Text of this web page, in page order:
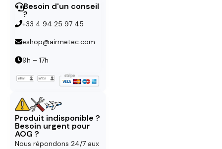
Besoin d'un conseil
?
+33 4 94 25 97 45
eshop@airmetec.com
9h – 17h
Produit indisponible ?
Besoin urgent pour
AOG ?
Nous répondons 24/7 aux